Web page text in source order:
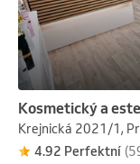
Kosmetický a
Krejnická 2021/1,
4.92 Perfektní